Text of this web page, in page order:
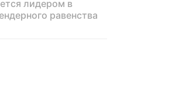
лидером в
равенства